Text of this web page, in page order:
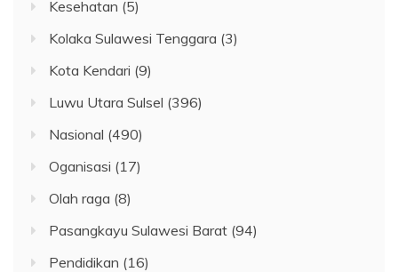
Kesehatan (5)
Kolaka Sulawesi Tenggara (3)
Kota Kendari (9)
Luwu Utara Sulsel (396)
Nasional (490)
Oganisasi (17)
Olah raga (8)
Pasangkayu Sulawesi Barat (94)
Pendidikan (16)